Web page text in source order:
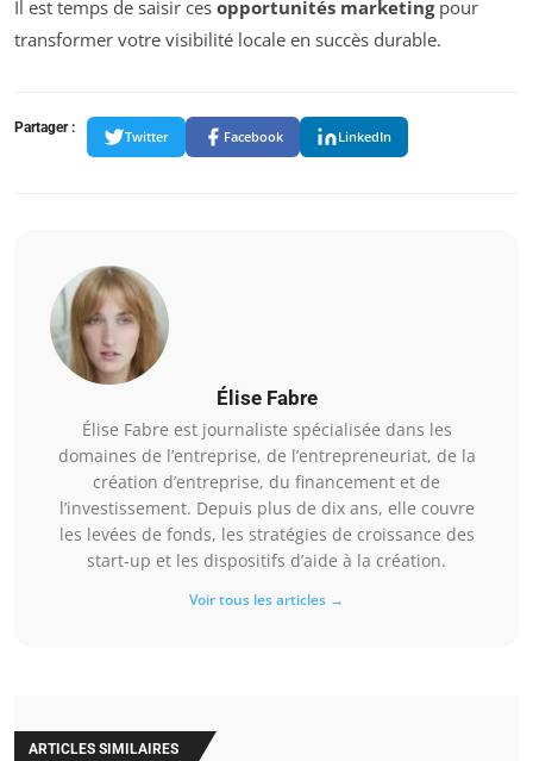
Il est temps de saisir ces opportunités marketingpour
transformer votre visibilité locale en succès durable.
Partager :
Twitter Facebook LinkedIn
Élise Fabre
Élise Fabre est journaliste spécialisée dans les
domaines de l’entreprise, de l’entrepreneuriat, de la
création d’entreprise, du financement et de
l’investissement. Depuis plus de dix ans, elle couvre
les levées de fonds, les stratégies de croissance des
start-up et les dispositifs d’aide à la création.
Voir tous les articles →
ARTICLES SIMILAIRES